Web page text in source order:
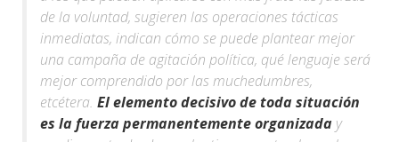
de la voluntad, sugieren las operaciones tácticas
inmediatas, indican cómo se puede plantear mejor
una campaña de agitación política, qué lenguaje será
mejor comprendido por las muchedumbres,
etcétera. El elemento decisivo de toda situación
es la fuerza permanentemente organizada y